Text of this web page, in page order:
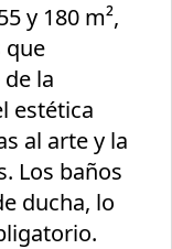
y 180 m²,
que
la
estética
al arte y la
Los baños
ducha, lo